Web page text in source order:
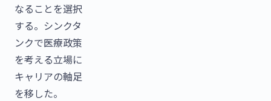
なることを選択
する。シンクタ
ンクで医療政策
を考える立場に
キャリアの軸足
を移した。